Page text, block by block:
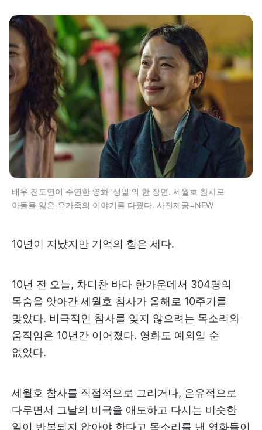
배우 전도연이 주연한 영화 '생일'의 한 장면. 세월호 참사로
아들을 잃은 유가족의 이야기를 다뤘다. 사진제공=NEW
10년이 지났지만 기억의 힘은 세다.
10년 전 오늘, 차디찬 바다 한가운데서 304명의
목숨을 앗아간 세월호 참사가 올해로 10주기를
맞았다. 비극적인 참사를 잊지 않으려는 목소리와
움직임은 10년간 이어졌다. 영화도 예외일 순
없었다.
세월호 참사를 직접적으로 그리거나, 은유적으로
다루면서 그날의 비극을 애도하고 다시는 비슷한
일이 반복되지 않아야 한다고 목소리를 낸 영화들이